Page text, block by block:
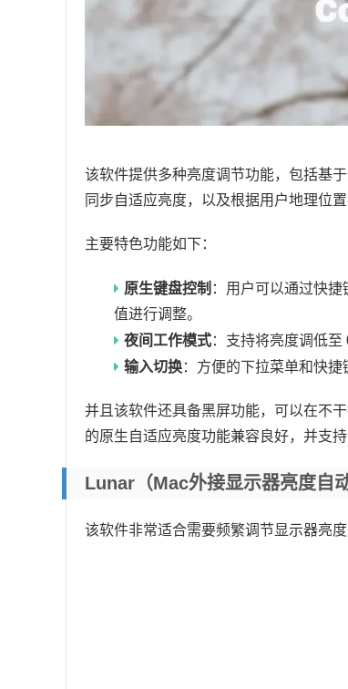
该软件提供多种亮度调节功能，包括基
同步自适应亮度，以及根据用户地理位
主要特色功能如下：
原生键盘控制 ：用户可以通过快
值进行调整。
夜间工作模式：支持将亮度调低至
输入切换：方便的下拉菜单和快捷
并且该软件还具备黑屏功能，可以在不
的原生自适应亮度功能兼容良好，并支持
Lunar（Mac外接显示器亮度自
该软件非常适合需要频繁调节显示器亮